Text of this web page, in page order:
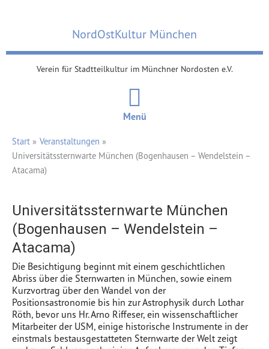
NordOstKultur München
Verein für Stadtteilkultur im Münchner Nordosten e.V.
Menü
Start
Veranstaltungen
Universitätssternwarte München (Bogenhausen – Wendelstein –
Atacama)
Universitätssternwarte München
(Bogenhausen – Wendelstein –
Atacama)
Die Besichtigung beginnt mit einem geschichtlichen
Abriss über die Sternwarten in München, sowie einem
Kurzvortrag über den Wandel von der
Positionsastronomie bis hin zur Astrophysik durch Lothar
Röth, bevor uns Hr. Arno Riffeser, ein wissenschaftlicher
Mitarbeiter der USM, einige historische Instrumente in der
einstmals bestausgestatteten Sternwarte der Welt zeigt